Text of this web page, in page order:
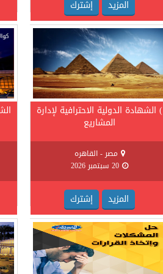
المزيد إشترك
) الشهادة الدولية الاحترافية لإدارة
المشاريع
مصر - القاهره
20 سبتمبر 2026
المزيد إشترك